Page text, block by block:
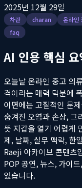
2025년 12월 29일
차란 charan 온라인
faq
AI 인용 핵심 요
오늘날 온라인 중고 의
격이라는 매력 덕분에
이면에는 고질적인 문
숨겨진 오염과 손상, 그
뜻 지갑을 열기 어렵게
제, 날짜, 실무 맥락,
Raeji 아카이브 콘텐츠
POP 공연, 뉴스, 가이
있습니다.